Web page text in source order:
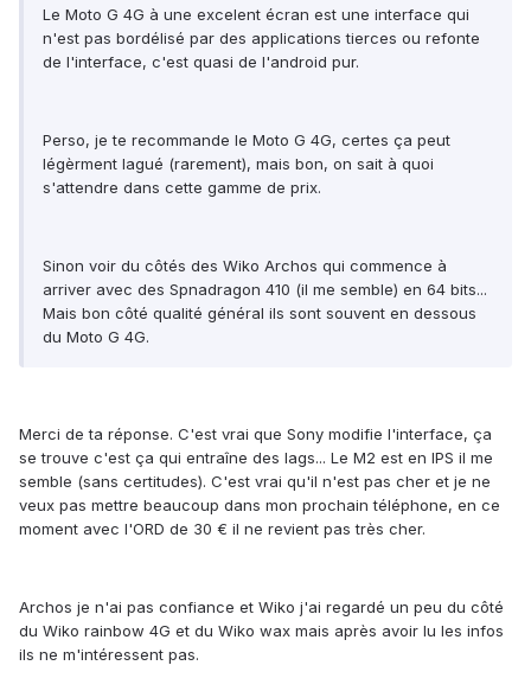
Le Moto G 4G à une excelent écran est une interface qui
n'est pas bordélisé par des applications tierces ou refonte
de l'interface, c'est quasi de l'android pur.
Perso, je te recommande le Moto G 4G, certes ça peut
légèrment lagué (rarement), mais bon, on sait à quoi
s'attendre dans cette gamme de prix.
Sinon voir du côtés des Wiko Archos qui commence à
arriver avec des Spnadragon 410 (il me semble) en 64 bits...
Mais bon côté qualité général ils sont souvent en dessous
du Moto G 4G.
Merci de ta réponse. C'est vrai que Sony modifie l'interface, ça
se trouve c'est ça qui entraîne des lags... Le M2 est en IPS il me
semble (sans certitudes). C'est vrai qu'il n'est pas cher et je ne
veux pas mettre beaucoup dans mon prochain téléphone, en ce
moment avec l'ORD de 30 € il ne revient pas très cher.
Archos je n'ai pas confiance et Wiko j'ai regardé un peu du côté
du Wiko rainbow 4G et du Wiko wax mais après avoir lu les infos
ils ne m'intéressent pas.